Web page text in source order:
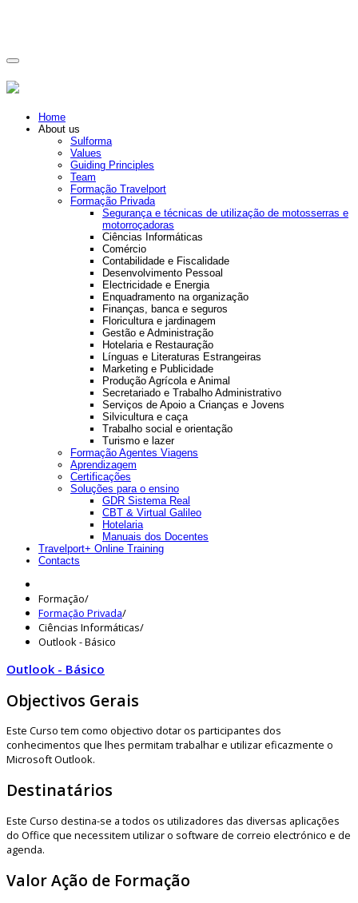
Home
About us
Sulforma
Values
Guiding Principles
Team
Formação Travelport
Formação Privada
Segurança e técnicas de utilização de motosserras e
motorroçadoras
Ciências Informáticas
Comércio
Contabilidade e Fiscalidade
Desenvolvimento Pessoal
Electricidade e Energia
Enquadramento na organização
Finanças, banca e seguros
Floricultura e jardinagem
Gestão e Administração
Hotelaria e Restauração
Línguas e Literaturas Estrangeiras
Marketing e Publicidade
Produção Agrícola e Animal
Secretariado e Trabalho Administrativo
Serviços de Apoio a Crianças e Jovens
Silvicultura e caça
Trabalho social e orientação
Turismo e lazer
Formação Agentes Viagens
Aprendizagem
Certificações
Soluções para o ensino
GDR Sistema Real
CBT & Virtual Galileo
Hotelaria
Manuais dos Docentes
Travelport+ Online Training
Contacts
Formação/
Formação Privada/
Ciências Informáticas/
Outlook - Básico
Outlook - Básico
Objectivos Gerais
Este Curso tem como objectivo dotar os participantes dos
conhecimentos que lhes permitam trabalhar e utilizar eficazmente o
Microsoft Outlook.
Destinatários
Este Curso destina-se a todos os utilizadores das diversas aplicações
do Office que necessitem utilizar o software de correio electrónico e de
agenda.
Valor Ação de Formação